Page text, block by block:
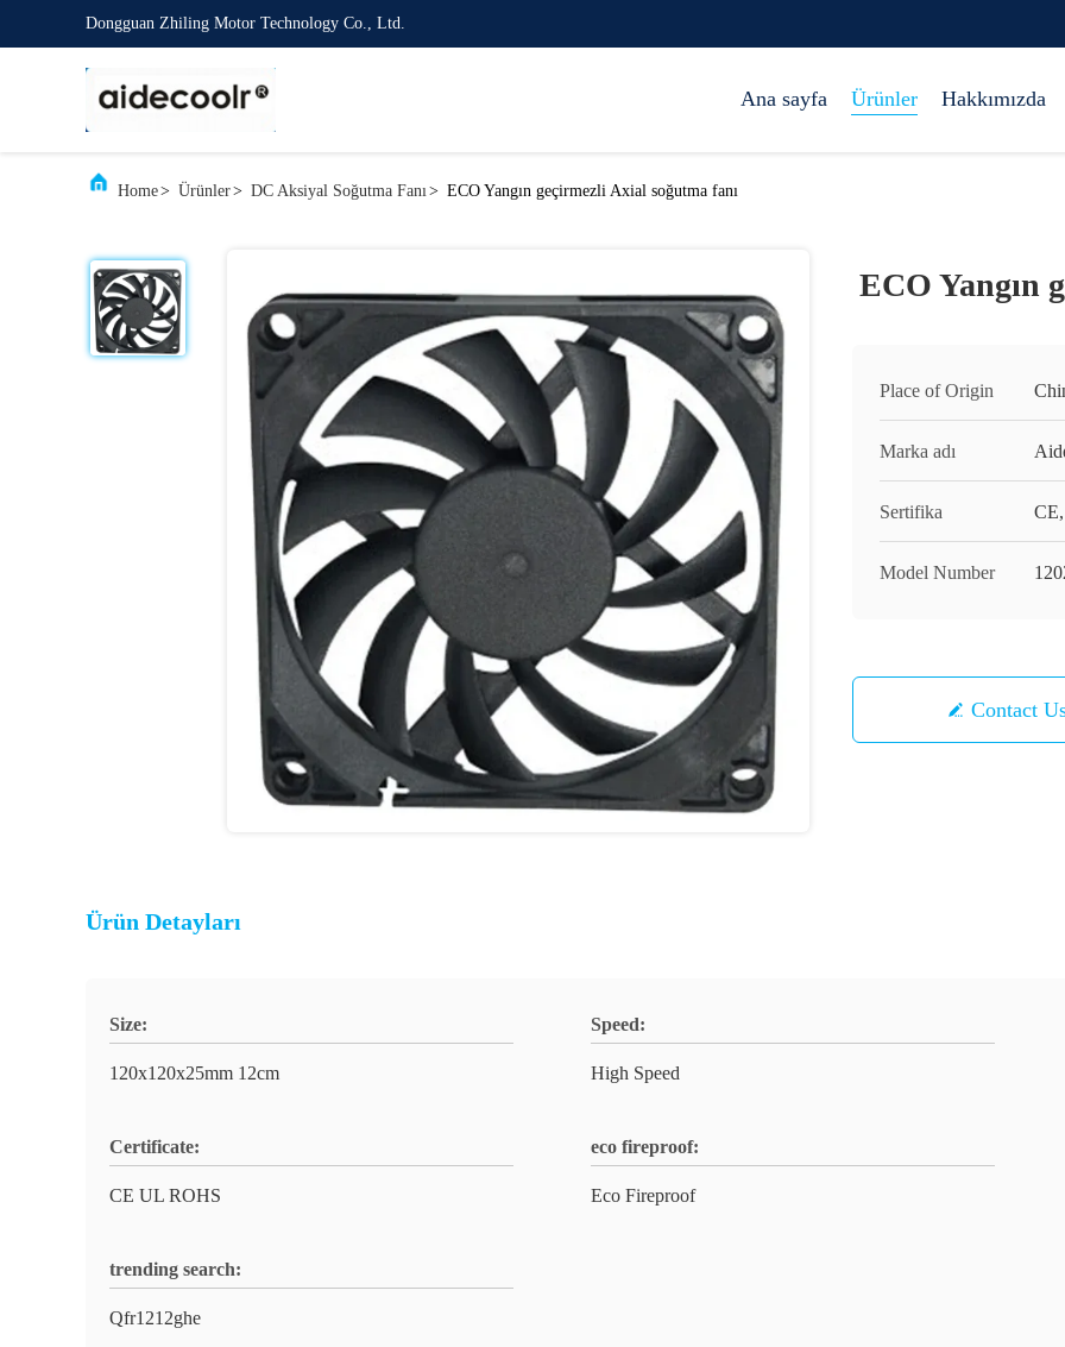
Dongguan Zhiling Motor Technology Co., Ltd.
Ana sayfa Ürünler Hakkımızda
Home> Ürünler> DC Aksiyal Soğutma Fanı> ECO Yangın geçirmezli Axial soğutma fanı
ECO Yangın
Place of Origin
Marka adı
Sertifika
Model Number
Contact
Ürün Detayları
Size:
120x120x25mm 12cm
Speed:
High Speed
Certificate:
CE UL ROHS
eco fireproof:
Eco Fireproof
trending search:
Qfr1212ghe